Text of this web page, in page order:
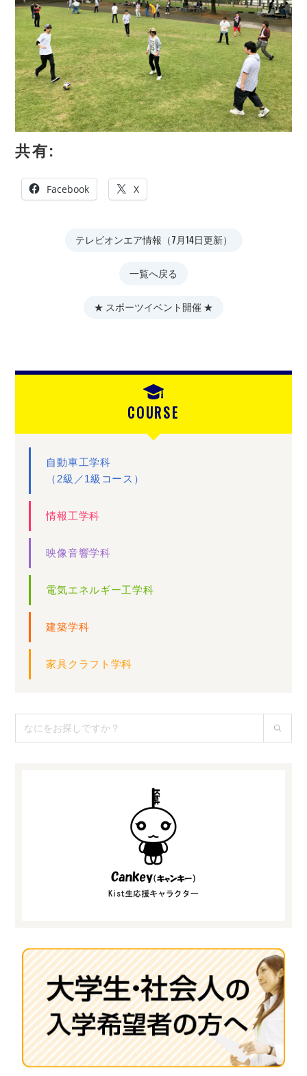
共有:
Facebook X
テレビオンエア情報（7月14日更新）
一覧へ戻る
★ スポーツイベント開催 ★
COURSE
自動車工学科
（2級／1級コース）
情報工学科
映像音響学科
電気エネルギー工学科
建築学科
家具クラフト学科